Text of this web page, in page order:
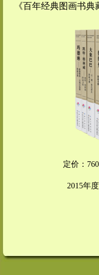
《百年经典图画书典
定价：
2015年